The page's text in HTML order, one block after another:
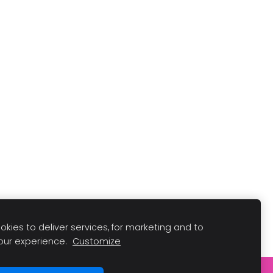
to deliver services, for marketing and to
experience. Customize